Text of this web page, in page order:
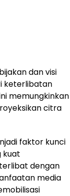
dan visi
keterlibatan
memungkinkan
citra
faktor kunci
kuat
dengan
media